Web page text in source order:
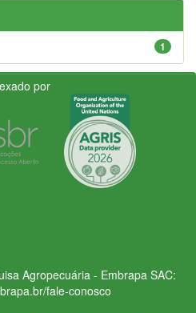
1
por
Agropecuária - Embrapa SAC:
fale-conosco